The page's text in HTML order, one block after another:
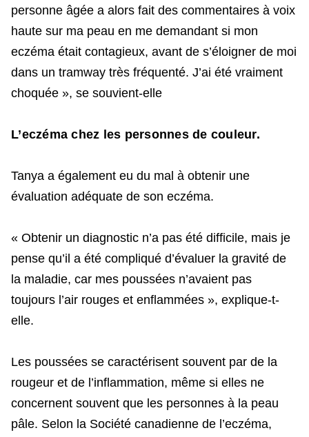
personne âgée a alors fait des commentaires à voix
haute sur ma peau en me demandant si mon
eczéma était contagieux, avant de s’éloigner de moi
dans un tramway très fréquenté. J’ai été vraiment
choquée », se souvient-elle
L’eczéma chez les personnes de couleur.
Tanya a également eu du mal à obtenir une
évaluation adéquate de son eczéma.
« Obtenir un diagnostic n’a pas été difficile, mais je
pense qu’il a été compliqué d’évaluer la gravité de
la maladie, car mes poussées n’avaient pas
toujours l’air rouges et enflammées », explique-t-
elle.
Les poussées se caractérisent souvent par de la
rougeur et de l’inflammation, même si elles ne
concernent souvent que les personnes à la peau
pâle. Selon la Société canadienne de l’eczéma,